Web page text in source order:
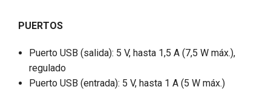
PUERTOS
Puerto USB (salida): 5 V, hasta 1,5 A (7,5 W máx.),
regulado
Puerto USB (entrada): 5 V, hasta 1 A (5 W máx.)